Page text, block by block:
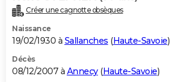
Créer une cagnotte obsèques
Naissance
19/02/1930 à Sallanches (Haute-Savoie)
Décès
08/12/2007 à Annecy(Haute-Savoie)